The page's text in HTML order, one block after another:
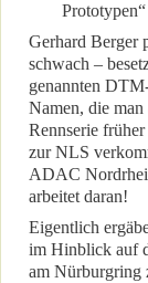
Gerhard Berger
schwach –
genannten
Namen, die
Rennserie
zur NLS
ADAC
arbeitet daran!
Eigentlich
im Hinblick auf
am Nürburgring